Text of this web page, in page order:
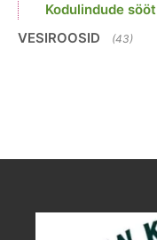
Kodulindude sööt
VESIROOSID (43)